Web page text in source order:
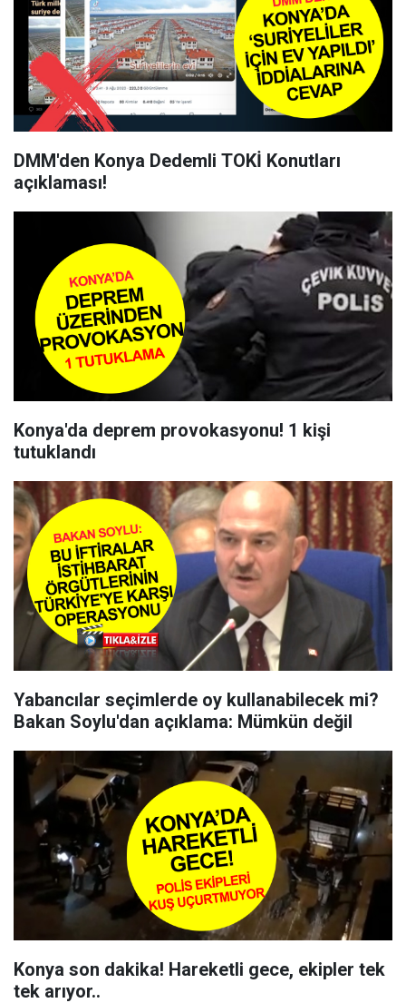
DMM'den Konya Dedemli TOKİ Konutları
açıklaması!
Konya'da deprem provokasyonu! 1 kişi
tutuklandı
Yabancılar seçimlerde oy kullanabilecek mi?
Bakan Soylu'dan açıklama: Mümkün değil
Konya son dakika! Hareketli gece, ekipler tek
tek arıyor..